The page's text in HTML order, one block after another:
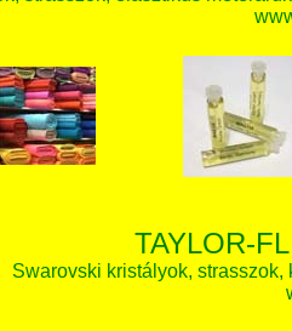
TAYLOR-
Swarovski kristályok,